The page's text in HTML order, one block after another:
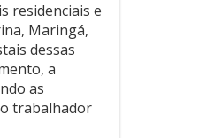
residenciais e
Maringá,
dessas
a
as
trabalhador